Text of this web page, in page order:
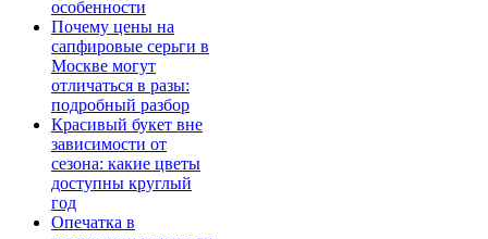
особенности
Почему цены на
сапфировые серьги в
Москве могут
отличаться в разы:
подробный разбор
Красивый букет вне
зависимости от
сезона: какие цветы
доступны круглый
год
Опечатка в